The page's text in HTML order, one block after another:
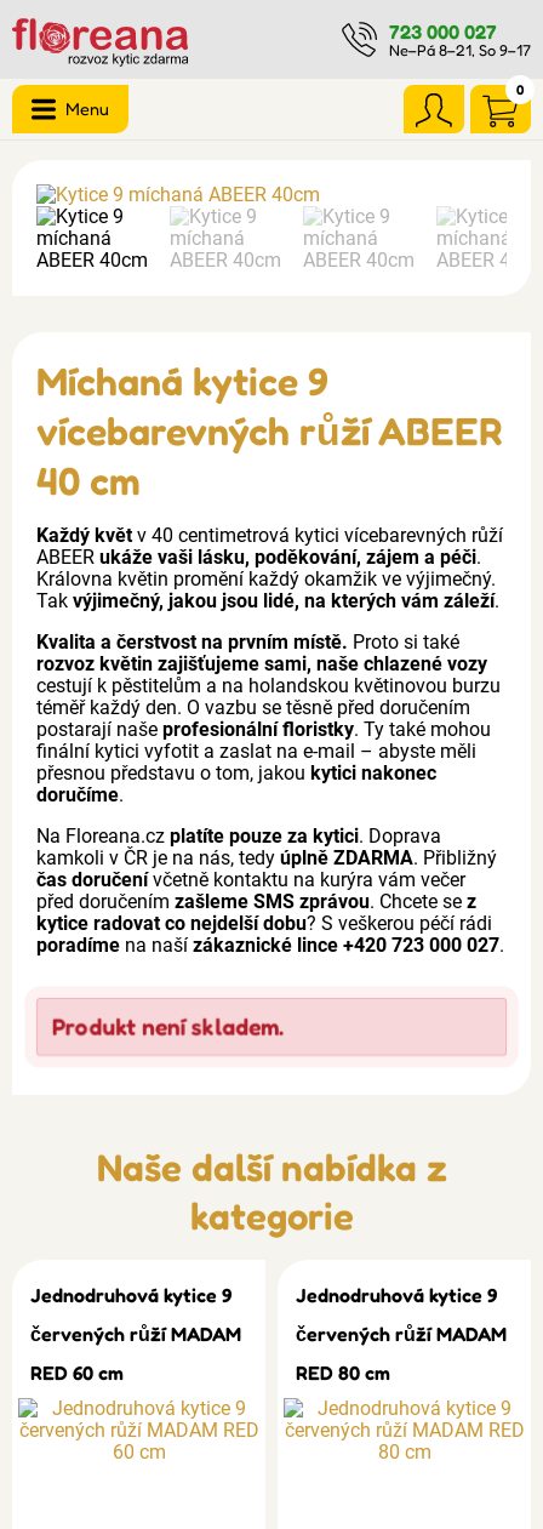
723 000 027
Ne–Pá 8–21, So 9–17
0
Menu
Míchaná kytice 9
vícebarevných růží ABEER
40 cm
Každý květv 40 centimetrová kytici vícebarevných růží
ABEER ukáže vaši lásku, poděkování, zájem a péči.
Královna květin promění každý okamžik ve výjimečný.
Tak výjimečný, jakou jsou lidé, na kterých vám záleží.
Kvalita a čerstvost na prvním místě. Proto si také
rozvoz květin zajišťujeme sami, naše chlazené vozy
cestují k pěstitelům a na holandskou květinovou burzu
téměř každý den. O vazbu se těsně před doručením
postarají naše profesionální floristky. Ty také mohou
finální kytici vyfotit a zaslat na e-mail – abyste měli
přesnou představu o tom, jakou kytici nakonec
doručíme.
Na Floreana.cz platíte pouze za kytici. Doprava
kamkoli v ČR je na nás, tedy úplně ZDARMA. Přibližný
čas doručenívčetně kontaktu na kurýra vám večer
před doručením zašleme SMS zprávou. Chcete se z
kytice radovat co nejdelší dobu? S veškerou péčí rádi
poradíme na naší zákaznické lince +420 723 000 027.
Produkt není skladem.
Naše další nabídka z
kategorie
Jednodruhová kytice 9
červených růží MADAM
RED 60 cm
Jednodruhová kytice 9
červených růží MADAM
RED 80 cm